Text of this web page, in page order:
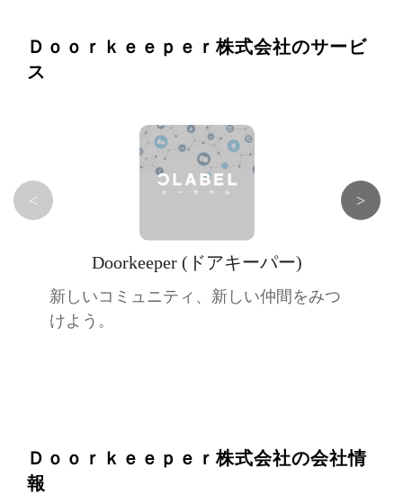
Ｄｏｏｒｋｅｅｐｅｒ株式会社のサービ
ス
Doorkeeper (ドアキーパー)
新しいコミュニティ、新しい仲間をみつ
けよう。
< >
Ｄｏｏｒｋｅｅｐｅｒ株式会社の会社情
報